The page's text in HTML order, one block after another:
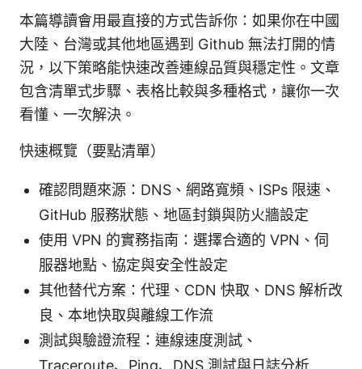
本篇導讀會用最直接的方式告訴你：如果你在中國
大陸、台灣或其他地區遇到 Github 無法打開的情
況，以下策略能快速改善連線品質與穩定性。文章
包含清單式步驟、表格比較與多種格式，讓你一次
看懂、一次解決。
快速概覽（要點清單）
確認問題來源：DNS、網路寬頻、ISPs 限速、
GitHub 服務狀態、地區封鎖與防火牆設定
使用 VPN 的實務指南：選擇合適的 VPN、伺
服器地點、協定與安全性設定
其他替代方案：代理、CDN 快取、DNS 解析改
良、本地快取與離線工作流
測試與驗證流程：連線速度測試、
Traceroute、Ping、DNS 測試與日誌分析